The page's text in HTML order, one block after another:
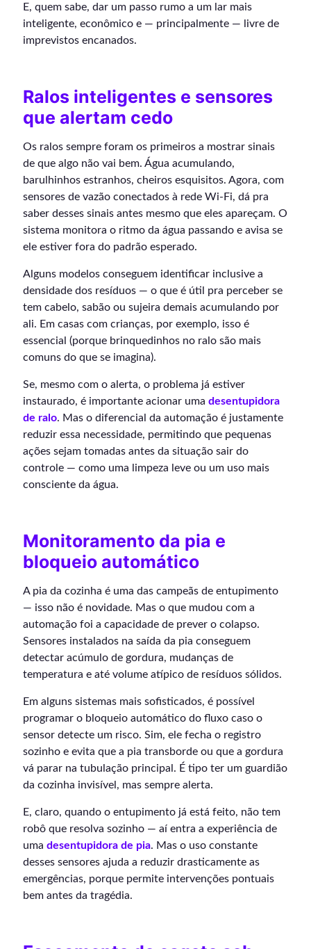
E, quem sabe, dar um passo rumo a um lar mais
inteligente, econômico e — principalmente — livre de
imprevistos encanados.
Ralos inteligentes e sensores
que alertam cedo
Os ralos sempre foram os primeiros a mostrar sinais
de que algo não vai bem. Água acumulando,
barulhinhos estranhos, cheiros esquisitos. Agora, com
sensores de vazão conectados à rede Wi-Fi, dá pra
saber desses sinais antes mesmo que eles apareçam. O
sistema monitora o ritmo da água passando e avisa se
ele estiver fora do padrão esperado.
Alguns modelos conseguem identificar inclusive a
densidade dos resíduos — o que é útil pra perceber se
tem cabelo, sabão ou sujeira demais acumulando por
ali. Em casas com crianças, por exemplo, isso é
essencial (porque brinquedinhos no ralo são mais
comuns do que se imagina).
Se, mesmo com o alerta, o problema já estiver
instaurado, é importante acionar uma desentupidora
de ralo. Mas o diferencial da automação é justamente
reduzir essa necessidade, permitindo que pequenas
ações sejam tomadas antes da situação sair do
controle — como uma limpeza leve ou um uso mais
consciente da água.
Monitoramento da pia e
bloqueio automático
A pia da cozinha é uma das campeãs de entupimento
— isso não é novidade. Mas o que mudou com a
automação foi a capacidade de prever o colapso.
Sensores instalados na saída da pia conseguem
detectar acúmulo de gordura, mudanças de
temperatura e até volume atípico de resíduos sólidos.
Em alguns sistemas mais sofisticados, é possível
programar o bloqueio automático do fluxo caso o
sensor detecte um risco. Sim, ele fecha o registro
sozinho e evita que a pia transborde ou que a gordura
vá parar na tubulação principal. É tipo ter um guardião
da cozinha invisível, mas sempre alerta.
E, claro, quando o entupimento já está feito, não tem
robô que resolva sozinho — aí entra a experiência de
uma desentupidora de pia. Mas o uso constante
desses sensores ajuda a reduzir drasticamente as
emergências, porque permite intervenções pontuais
bem antes da tragédia.